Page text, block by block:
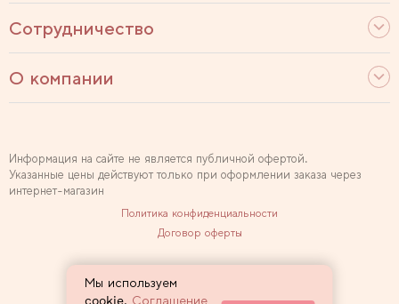
Сотрудничество
О компании
Информация на сайте не является публичной офертой.
Указанные цены действуют только при оформлении заказа через
интернет-магазин
Политика конфиденциальности
Договор оферты
Мы используем
cookie. Соглашение